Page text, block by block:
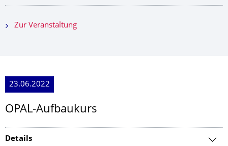
Zur Veranstaltung
23.06.2022
OPAL-Aufbaukurs
Details